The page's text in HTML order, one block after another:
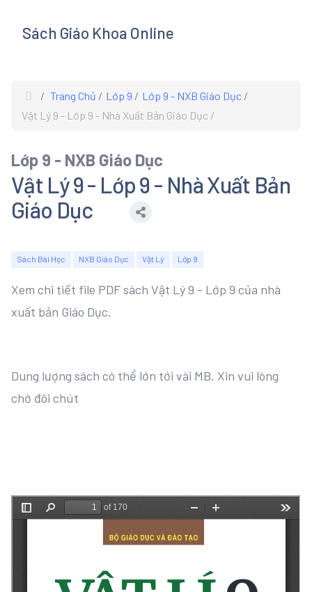
Sách Giáo Khoa Online
Trang Chủ Lớp 9
Lớp 9 - NXB Giáo Dục
Vật Lý 9 - Lớp 9 - Nhà Xuất Bản Giáo Dục
Lớp 9 - NXB Giáo Dục
Vật Lý 9 - Lớp 9 - Nhà Xuất Bản
Giáo Dục
Sách Bài Học NXB Giáo Dục Vật Lý Lớp 9
Xem chi tiết file PDF sách Vật Lý 9 - Lớp 9 của nhà
xuất bản Giáo Dục.
Dung lượng sách có thể lớn tới vài MB. Xin vui lòng
chờ đôi chút